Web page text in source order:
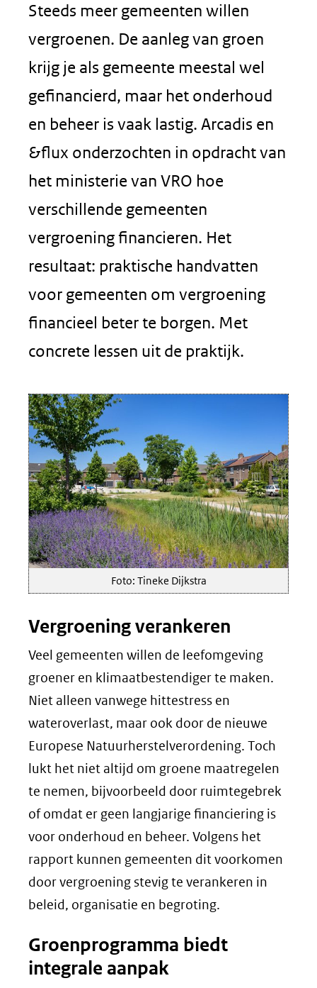
Steeds meer gemeenten willen
vergroenen. De aanleg van groen
krijg je als gemeente meestal wel
gefinancierd, maar het onderhoud
en beheer is vaak lastig. Arcadis en
&flux onderzochten in opdracht van
het ministerie van VRO hoe
verschillende gemeenten
vergroening financieren. Het
resultaat: praktische handvatten
voor gemeenten om vergroening
financieel beter te borgen. Met
concrete lessen uit de praktijk.
Foto: Tineke Dijkstra
Vergroening verankeren
Veel gemeenten willen de leefomgeving
groener en klimaatbestendiger te maken.
Niet alleen vanwege hittestress en
wateroverlast, maar ook door de nieuwe
Europese Natuurherstelverordening. Toch
lukt het niet altijd om groene maatregelen
te nemen, bijvoorbeeld door ruimtegebrek
of omdat er geen langjarige financiering is
voor onderhoud en beheer. Volgens het
rapport kunnen gemeenten dit voorkomen
door vergroening stevig te verankeren in
beleid, organisatie en begroting.
Groenprogramma biedt
integrale aanpak